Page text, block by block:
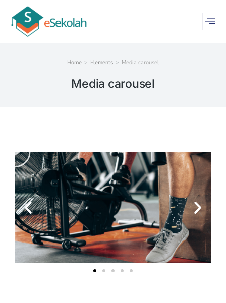
Home Elements Media carousel
Media carousel